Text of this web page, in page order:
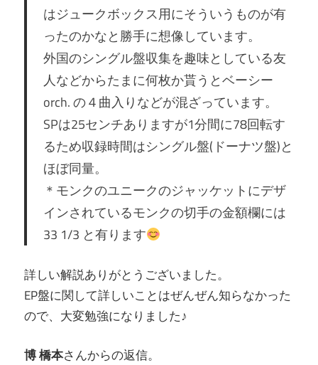
はジュークボックス用にそういうものが有
ったのかなと勝手に想像しています。
外国のシングル盤収集を趣味としている友
人などからたまに何枚か貰うとベーシー
orch. の４曲入りなどが混ざっています。
SPは25センチありますが1分間に78回転す
るため収録時間はシングル盤(ドーナツ盤)と
ほぼ同量。
＊モンクのユニークのジャッケットにデザ
インされているモンクの切手の金額欄には
33 1/3 と有ります
詳しい解説ありがとうございました。
EP盤に関して詳しいことはぜんぜん知らなかった
ので、大変勉強になりました♪
博 橋本さんからの返信。